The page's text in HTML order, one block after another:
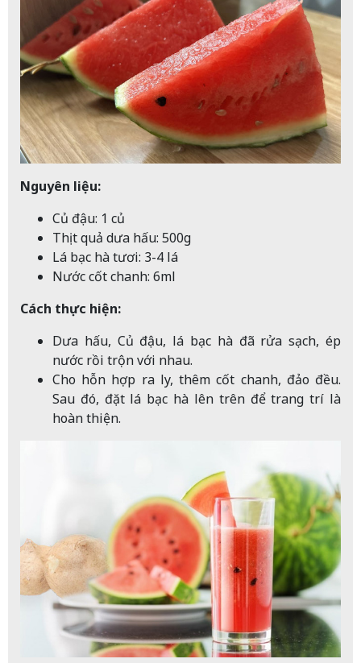
Nguyên liệu:
Củ đậu: 1 củ
Thịt quả dưa hấu: 500g
Lá bạc hà tươi: 3-4 lá
Nước cốt chanh: 6ml
Cách thực hiện:
Dưa hấu, Củ đậu, lá bạc hà đã rửa sạch, ép
nước rồi trộn với nhau.
Cho hỗn hợp ra ly, thêm cốt chanh, đảo đều.
Sau đó, đặt lá bạc hà lên trên để trang trí là
hoàn thiện.